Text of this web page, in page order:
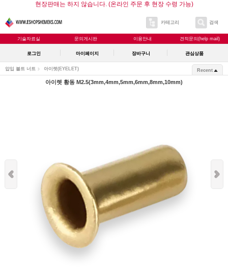
현장판매는 하지 않습니다. (온라인 주문 후 현장 수령 가능)
카테고리 검색
기술자료실 문의게시판 이용안내 견적문의(help mail)
로그인 마이페이지 장바구니 관심상품
압입 볼트 너트 아이렛(EYELET) Recent
아이렛 황동 M2.5(3mm,4mm,5mm,6mm,8mm,10mm)